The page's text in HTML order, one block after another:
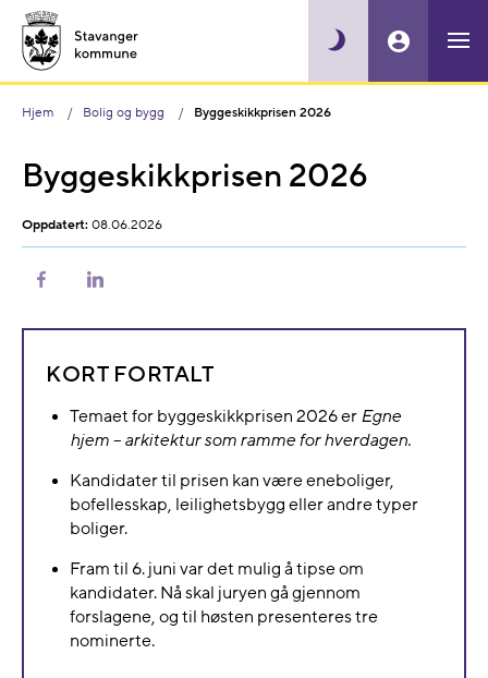
Hjem Bolig og bygg Byggeskikkprisen 2026
Byggeskikkprisen 2026
Oppdatert: 08.06.2026
Del
Del
KORT FORTALT
Temaet for byggeskikkprisen 2026 er Egne
hjem – arkitektur som ramme for hverdagen.
Kandidater til prisen kan være eneboliger,
bofellesskap, leilighetsbygg eller andre typer
boliger.
Fram til 6. juni var det mulig å tipse om
kandidater. Nå skal juryen gå gjennom
forslagene, og til høsten presenteres tre
nominerte.